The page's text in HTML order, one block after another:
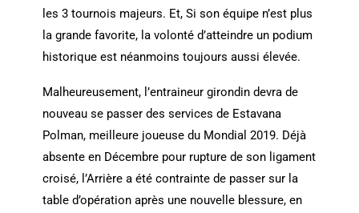
les 3 tournois majeurs. Et, Si son équipe n’est plus
la grande favorite, la volonté d’atteindre un podium
historique est néanmoins toujours aussi élevée.
Malheureusement, l’entraineur girondin devra de
nouveau se passer des services de Estavana
Polman, meilleure joueuse du Mondial 2019. Déjà
absente en Décembre pour rupture de son ligament
croisé, l’Arrière a été contrainte de passer sur la
table d’opération après une nouvelle blessure, en